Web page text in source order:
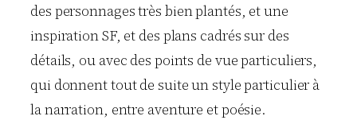
des personnages très bien plantés, et une
inspiration SF, et des plans cadrés sur des
détails, ou avec des points de vue particuliers,
qui donnent tout de suite un style particulier à
la narration, entre aventure et poésie.